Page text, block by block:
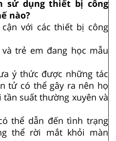
sử dụng thiết bị công
nào?
với các thiết bị công
trẻ em đang học mẫu
ý thức được những tác
tử có thể gây ra nên họ
suất thường xuyên và
thể dẫn đến tình trạng
thể rời mắt khỏi màn